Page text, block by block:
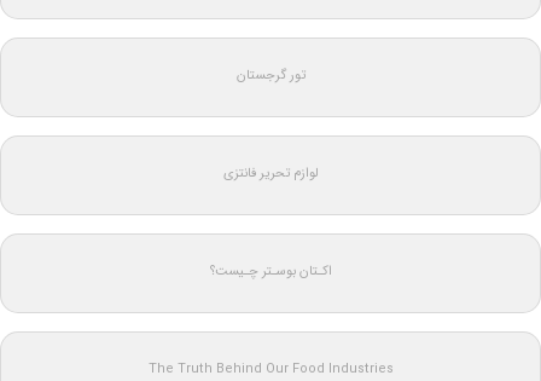
تور گرجستان
لوازم تحریر فانتزی
اکـتان بوسـتر چـیست؟
The Truth Behind Our Food Industries